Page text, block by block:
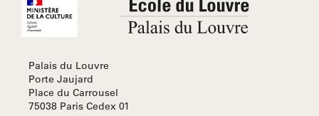
Palais du Louvre
Porte Jaujard
Place du Carrousel
75038 Paris Cedex 01